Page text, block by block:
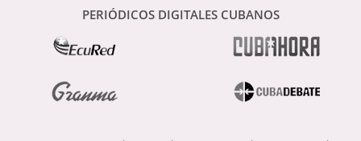
PERIÓDICOS DIGITALES CUBANOS